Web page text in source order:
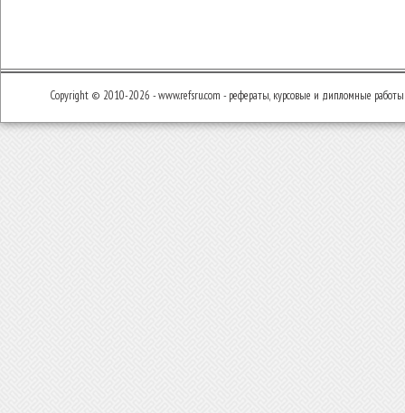
Copyright © 2010-2026 - www.refsru.com - рефераты, курсовые и дипломные работы